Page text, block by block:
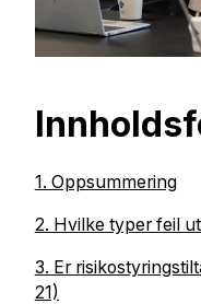
1. Oppsummering
2. Hvilke typer feil
3. Er
21)